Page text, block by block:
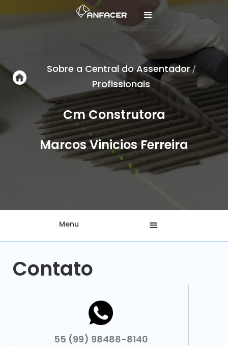
Sobre a Central do Assentador/
Profissionais
Cm Construtora
Marcos Vinicios Ferreira
Menu
Contato
55 (99) 98488-8140